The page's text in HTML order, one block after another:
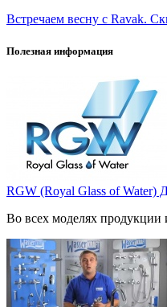
Встречаем весну с Ravak.
Полезная информация
RGW (Royal Glass of Water)
Во всех моделях продукции